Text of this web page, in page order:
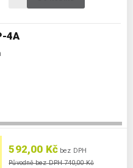
4A
592,00 Kč bez DPH
Původně bez DPH 740,00 Kč